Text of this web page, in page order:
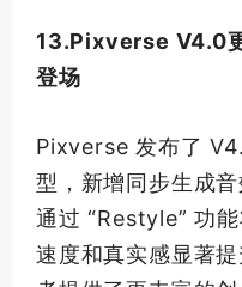
13.Pixverse V4.0
登场
Pixverse 发布了
型，新增同步生成
通过 “Restyle” 功
速度和真实感显著